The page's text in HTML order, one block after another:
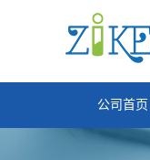
公司首页